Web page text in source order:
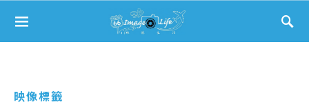
Search for:
映像標籤